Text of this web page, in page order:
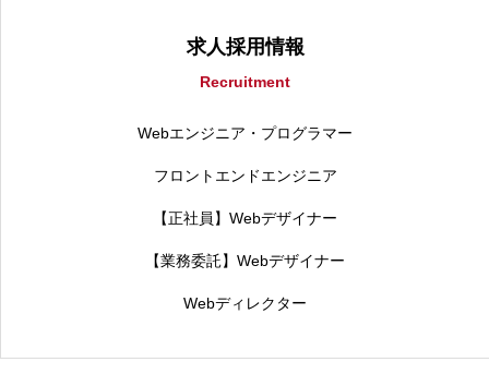
求人採用情報
Recruitment
Webエンジニア・プログラマー
フロントエンドエンジニア
【正社員】Webデザイナー
【業務委託】Webデザイナー
Webディレクター